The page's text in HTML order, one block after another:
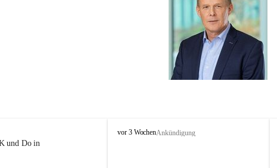
und Do in
L
vor 3 WochenAnkündigung